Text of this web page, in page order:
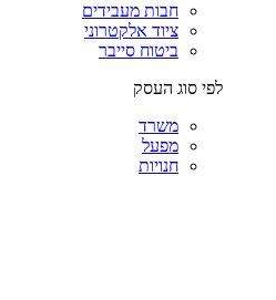
חבות מעבידים
ציוד אלקטרוני
ביטוח סייבר
לפי סוג העסק
משרד
מפעל
חנויות